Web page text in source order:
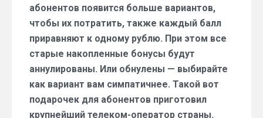
абонентов появится больше вариантов,
чтобы их потратить, также каждый балл
приравняют к одному рублю. При этом все
старые накопленные бонусы будут
аннулированы. Или обнулены — выбирайте
как вариант вам симпатичнее. Такой вот
подарочек для абонентов приготовил
крупнейший телеком-оператор страны.